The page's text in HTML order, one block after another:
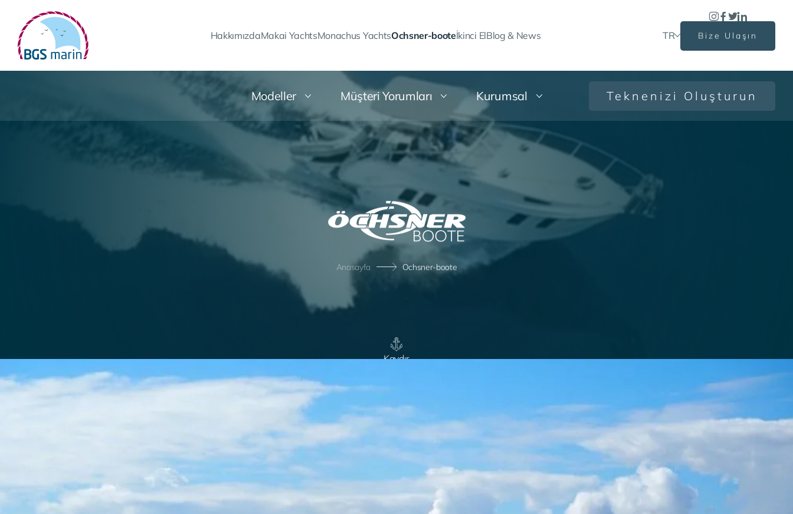
HakkımızdaMakai YachtsMonachus YachtsOchsner-booteİkinci ElBlog & News TR Bize Ulaşın
Modeller Müşteri Yorumları Kurumsal Teknenizi Oluşturun
Anasayfa Ochsner-boote
Kaydır